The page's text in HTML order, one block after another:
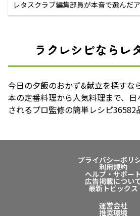
レタスクラブ編集部員が本音で選んだ
ラクレシピならレ
今日の夕飯のおかず&献立を探すな
本の定番料理から人気料理まで、日
されるプロ監修の簡単レシピ36582
プライバシーポリ
利用規約
ヘルプ・サポー
広告掲載につい
最新トピックス
運営会社
推奨環境